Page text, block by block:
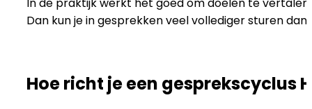
Dan kun je in gesprekken veel vollediger sturen
Hoe richt je een gesprekscyclus